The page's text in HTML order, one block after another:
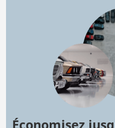
Économisez